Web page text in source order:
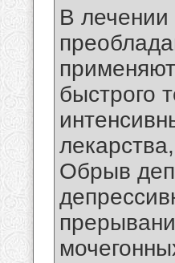
В лечении
быстрого
Обрыв